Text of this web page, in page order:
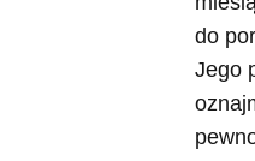
do
Jego